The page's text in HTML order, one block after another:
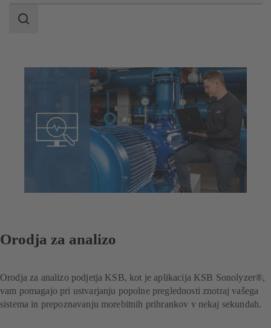
področje
Orodja za analizo
Orodja za analizo podjetja KSB, kot je aplikacija KSB Sonolyzer®,
vam pomagajo pri ustvarjanju popolne preglednosti znotraj vašega
sistema in prepoznavanju morebitnih prihrankov v nekaj sekundah.